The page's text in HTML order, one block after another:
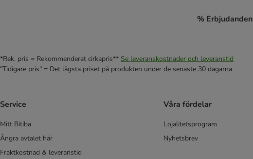
% Erbjudanden
*Rek. pris = Rekommenderat cirkapris** Se leveranskostnader och leveranstid
"Tidigare pris" = Det lägsta priset på produkten under de senaste 30 dagarna
Service
Mitt Bitiba
Ångra avtalet här
Fraktkostnad & leveranstid
Våra fördelar
Lojalitetsprogram
Nyhetsbrev